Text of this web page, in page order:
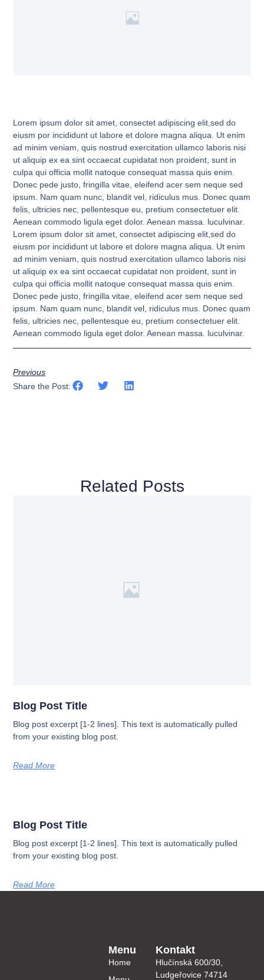
Lorem ipsum dolor sit amet, consectet adipiscing elit,sed do
eiusm por incididunt ut labore et dolore magna aliqua. Ut enim
ad minim veniam, quis nostrud exercitation ullamco laboris nisi
ut aliquip ex ea sint occaecat cupidatat non proident, sunt in
culpa qui officia mollit natoque consequat massa quis enim.
Donec pede justo, fringilla vitae, eleifend acer sem neque sed
ipsum. Nam quam nunc, blandit vel, ridiculus mus. Donec quam
felis, ultricies nec, pellentesque eu, pretium consectetuer elit.
Aenean commodo ligula eget dolor. Aenean massa. luculvinar.
Lorem ipsum dolor sit amet, consectet adipiscing elit,sed do
eiusm por incididunt ut labore et dolore magna aliqua. Ut enim
ad minim veniam, quis nostrud exercitation ullamco laboris nisi
ut aliquip ex ea sint occaecat cupidatat non proident, sunt in
culpa qui officia mollit natoque consequat massa quis enim.
Donec pede justo, fringilla vitae, eleifend acer sem neque sed
ipsum. Nam quam nunc, blandit vel, ridiculus mus. Donec quam
felis, ultricies nec, pellentesque eu, pretium consectetuer elit.
Aenean commodo ligula eget dolor. Aenean massa. luculvinar.
Previous
Share the Post:
Related Posts
Blog Post Title
Blog post excerpt [1-2 lines]. This text is automatically pulled
from your existing blog post.
Read More
Blog Post Title
Blog post excerpt [1-2 lines]. This text is automatically pulled
from your existing blog post.
Read More
Menu
Home
Kontakt
Hlučínská 600/30,
Ludgeřovice 74714